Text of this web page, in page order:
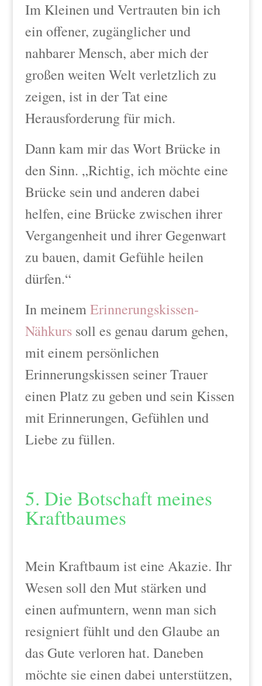
Im Kleinen und Vertrauten bin ich
ein offener, zugänglicher und
nahbarer Mensch, aber mich der
großen weiten Welt verletzlich zu
zeigen, ist in der Tat eine
Herausforderung für mich.
Dann kam mir das Wort Brücke in
den Sinn. „Richtig, ich möchte eine
Brücke sein und anderen dabei
helfen, eine Brücke zwischen ihrer
Vergangenheit und ihrer Gegenwart
zu bauen, damit Gefühle heilen
dürfen.“
In meinemErinnerungskissen-
Nähkurssoll es genau darum gehen,
mit einem persönlichen
Erinnerungskissen seiner Trauer
einen Platz zu geben und sein Kissen
mit Erinnerungen, Gefühlen und
Liebe zu füllen.
5. Die Botschaft meines
Kraftbaumes
Mein Kraftbaum ist eine Akazie. Ihr
Wesen soll den Mut stärken und
einen aufmuntern, wenn man sich
resigniert fühlt und den Glaube an
das Gute verloren hat. Daneben
möchte sie einen dabei unterstützen,